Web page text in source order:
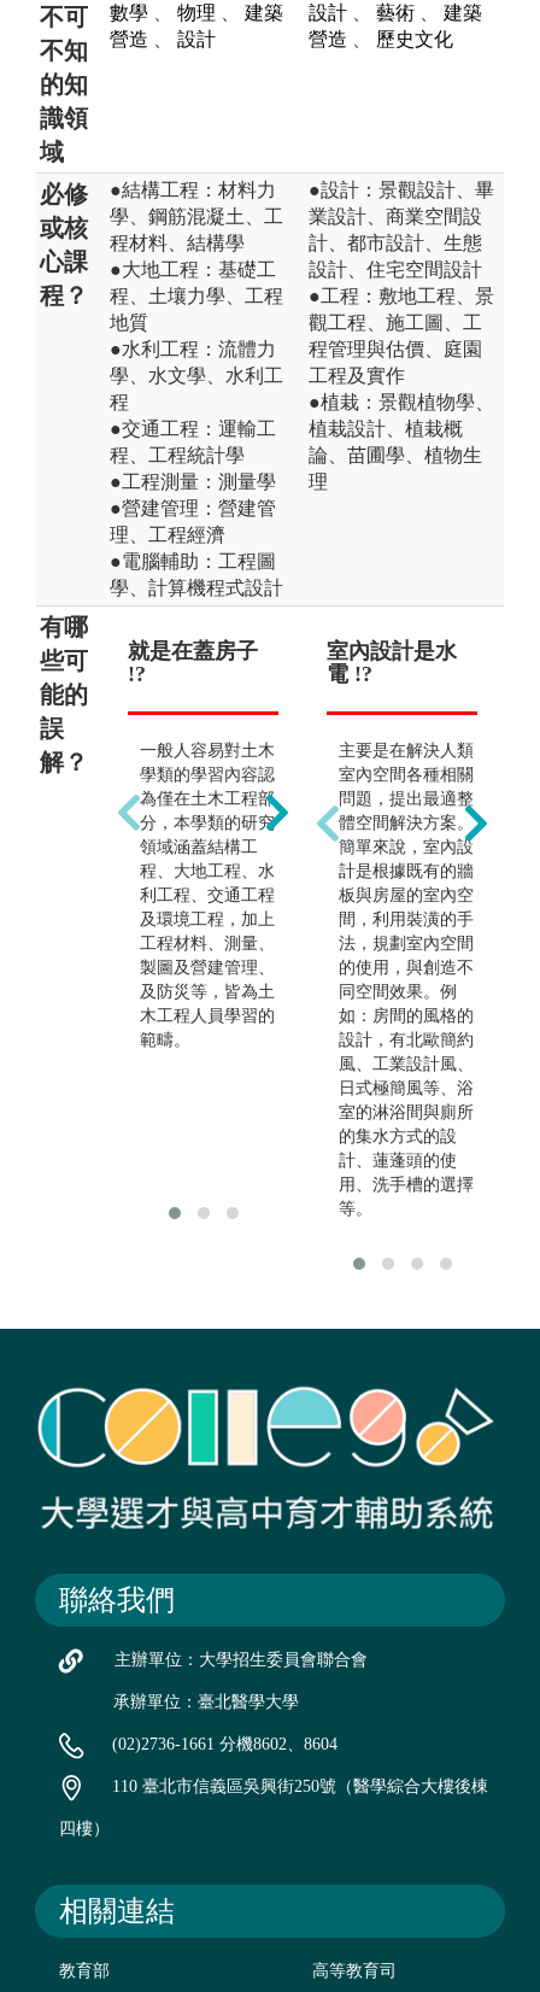
不可
不知
的知
識領
域
數學 物理
建築
營造
設計
設計 藝術
建築
營造
歷史文化
必修
或核
心課
程？
●結構工程：材料力
學、鋼筋混凝土、工
程材料、結構學
●大地工程：基礎工
程、土壤力學、工程
地質
●水利工程：流體力
學、水文學、水利工
程
●交通工程：運輸工
程、工程統計學
●工程測量：測量學
●營建管理：營建管
理、工程經濟
●電腦輔助：工程圖
學、計算機程式設計
●設計：景觀設計、畢
業設計、商業空間設
計、都市設計、生態
設計、住宅空間設計
●工程：敷地工程、景
觀工程、施工圖、工
程管理與估價、庭園
工程及實作
●植栽：景觀植物學、
植栽設計、植栽概
論、苗圃學、植物生
理
有哪
些可
能的
誤
解？
就是在蓋房子
!?
一般人容易對土木
學類的學習內容認
為僅在土木工程部
分，本學類的研究
領域涵蓋結構工
程、大地工程、水
利工程、交通工程
及環境工程，加上
工程材料、測量、
製圖及營建管理、
及防災等，皆為土
木工程人員學習的
範疇。
就是傳統產業
!?
土木工程包括結
構、大地、環境、
水利、營建管理、
測量等多元領域，
並廣泛運用新科
技。例如遙測、非
破壞檢測、建築資
訊模型、監測技
術、無人機、AI、
大數據分析、等技
術來解決土木工程
中所遇到的問題。
室內設計是水
電 !?
主要是在解決人類
室內空間各種相關
問題，提出最適整
體空間解決方案。
簡單來說，室內設
計是根據既有的牆
板與房屋的室內空
間，利用裝潢的手
法，規劃室內空間
的使用，與創造不
同空間效果。例
如：房間的風格的
設計，有北歐簡約
風、工業設計風、
日式極簡風等、浴
室的淋浴間與廁所
的集水方式的設
計、蓮蓬頭的使
用、洗手槽的選擇
等。
聯絡我們
主辦單位：大學招生委員會聯合會
承辦單位：臺北醫學大學
(02)2736-1661 分機8602、8604
110 臺北市信義區吳興街250號（醫學綜合大樓後棟
四樓）
相關連結
教育部 高等教育司